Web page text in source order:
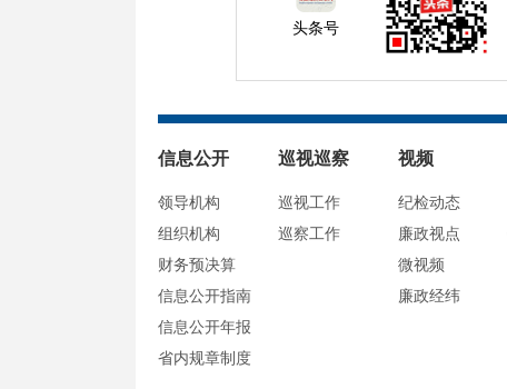
头条号
信息公开
领导机构
组织机构
财务预决算
信息公开指南
信息公开年报
省内规章制度
巡视巡察
巡视工作
巡察工作
视频
纪检动态
廉政视点
微视频
廉政经纬